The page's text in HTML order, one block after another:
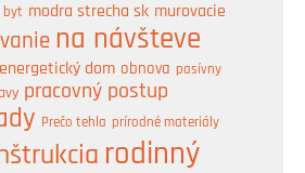
byt modra strecha sk murovacie
na návšteve
dom obnova pasívny
pracovný postup
Prečo tehla prírodné materiály
rodinný